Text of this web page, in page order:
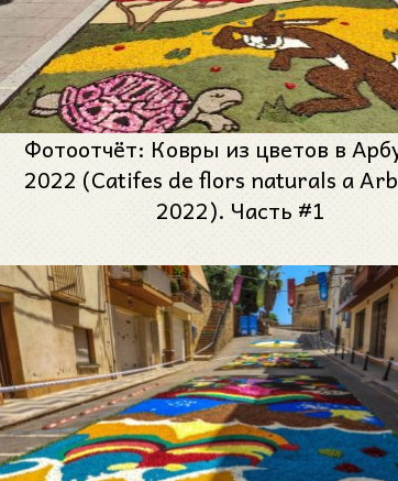
Фотоотчёт: Ковры из цветов в
2022 (Catifes de flors naturals a
2022). Часть #1